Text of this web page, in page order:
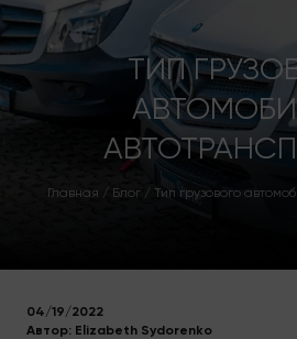
Главная / Блог / Тип грузового
ТИП
04/19/2022
Автор: Elizabeth Sydorenko